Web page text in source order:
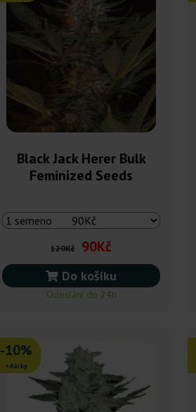
Black Jack Herer Bulk
Feminized Seeds
120Kč 90Kč
Do košíku
Odeslání do 24h
-10%
+dárky